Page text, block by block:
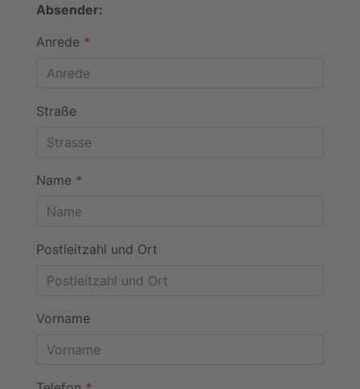
Absender:
Anrede *
Straße
Name *
Postleitzahl und Ort
Vorname